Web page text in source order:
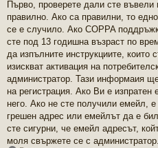
Първо, проверете дали сте въвели
правилно. Ако са правилни, то
се е случило. Ако COPPA
сте под 13 годишна възраст по
да изпълните инструкциите,
изискват активация на
администратор. Тази информаия
на регистрация. Ако Ви е изпратен
него. Ако не сте получили емейл,
грешен адрес или емейлът да е
сте сигурни, че емейл адресът,
моля свържете се с администратор.